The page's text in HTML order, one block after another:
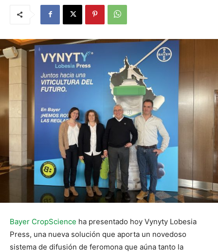
Bayer CropScience ha presentado hoy Vynyty Lobesia
Press, una nueva solución que aporta un novedoso
sistema de difusión de feromona que aúna tanto la